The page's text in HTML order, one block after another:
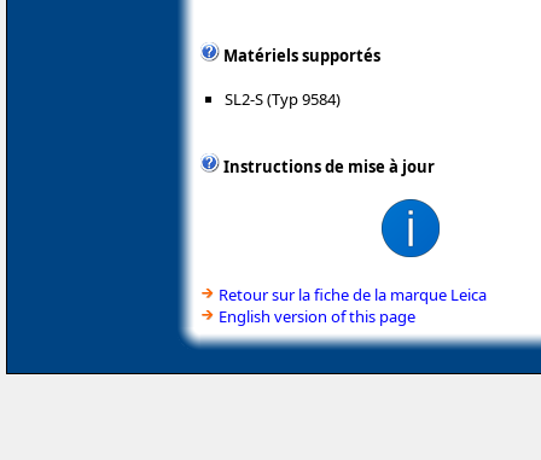
Matériels supportés
SL2-S (Typ 9584)
Instructions de mise à jour
Retour sur la fiche de la marque Leica
English version of this page